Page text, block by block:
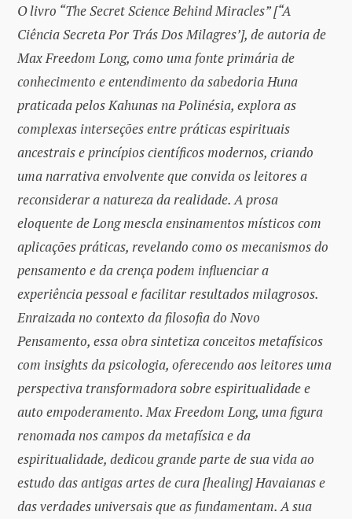
O livro “The Secret Science Behind Miracles” [“A
Ciência Secreta Por Trás Dos Milagres’], de autoria de
Max Freedom Long, como uma fonte primária de
conhecimento e entendimento da sabedoria Huna
praticada pelos Kahunas na Polinésia, explora as
complexas interseções entre práticas espirituais
ancestrais e princípios científicos modernos, criando
uma narrativa envolvente que convida os leitores a
reconsiderar a natureza da realidade. A prosa
eloquente de Long mescla ensinamentos místicos com
aplicações práticas, revelando como os mecanismos do
pensamento e da crença podem influenciar a
experiência pessoal e facilitar resultados milagrosos.
Enraizada no contexto da filosofia do Novo
Pensamento, essa obra sintetiza conceitos metafísicos
com insights da psicologia, oferecendo aos leitores uma
perspectiva transformadora sobre espiritualidade e
auto empoderamento. Max Freedom Long, uma figura
renomada nos campos da metafísica e da
espiritualidade, dedicou grande parte de sua vida ao
estudo das antigas artes de cura [healing] Havaianas e
das verdades universais que as fundamentam. A sua